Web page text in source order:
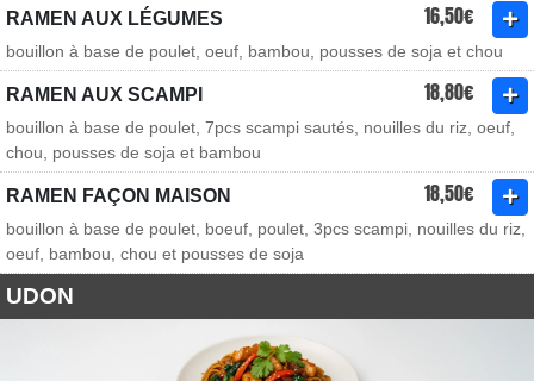
RAMEN AUX LÉGUMES 16,50€
bouillon à base de poulet, oeuf, bambou, pousses de soja et chou
RAMEN AUX SCAMPI 18,80€
bouillon à base de poulet, 7pcs scampi sautés, nouilles du riz, oeuf,
chou, pousses de soja et bambou
RAMEN FAÇON MAISON 18,50€
bouillon à base de poulet, boeuf, poulet, 3pcs scampi, nouilles du riz,
oeuf, bambou, chou et pousses de soja
UDON